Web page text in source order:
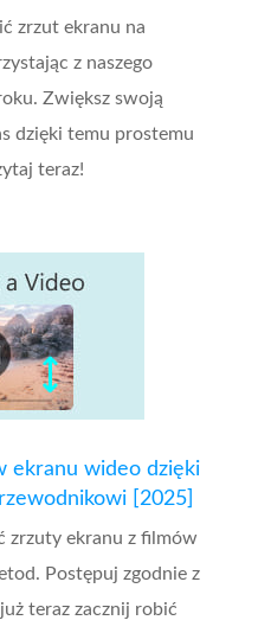
zrzut ekranu na
z naszego
Zwiększ swoją
dzięki temu prostemu
teraz!
ekranu wideo dzięki
[2025]
zrzuty ekranu z filmów
Postępuj zgodnie z
teraz zacznij robić